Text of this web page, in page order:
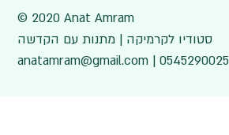
© 2020 Anat Amram
סטודיו לקרמיקה | מתנות עם הקדשה
anatamram@gmail.com | 0545290025